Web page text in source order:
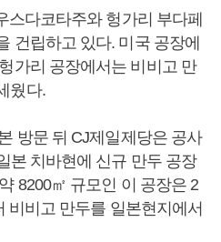
스다코타주와 헝가리 부다페
건립하고 있다. 미국 공장에
가리 공장에서는 비비고 만
웠다.
방문 뒤 CJ제일제당은 공사
본 치바현에 신규 만두 공장
8200㎡ 규모인 이 공장은 2
비비고 만두를 일본현지에서